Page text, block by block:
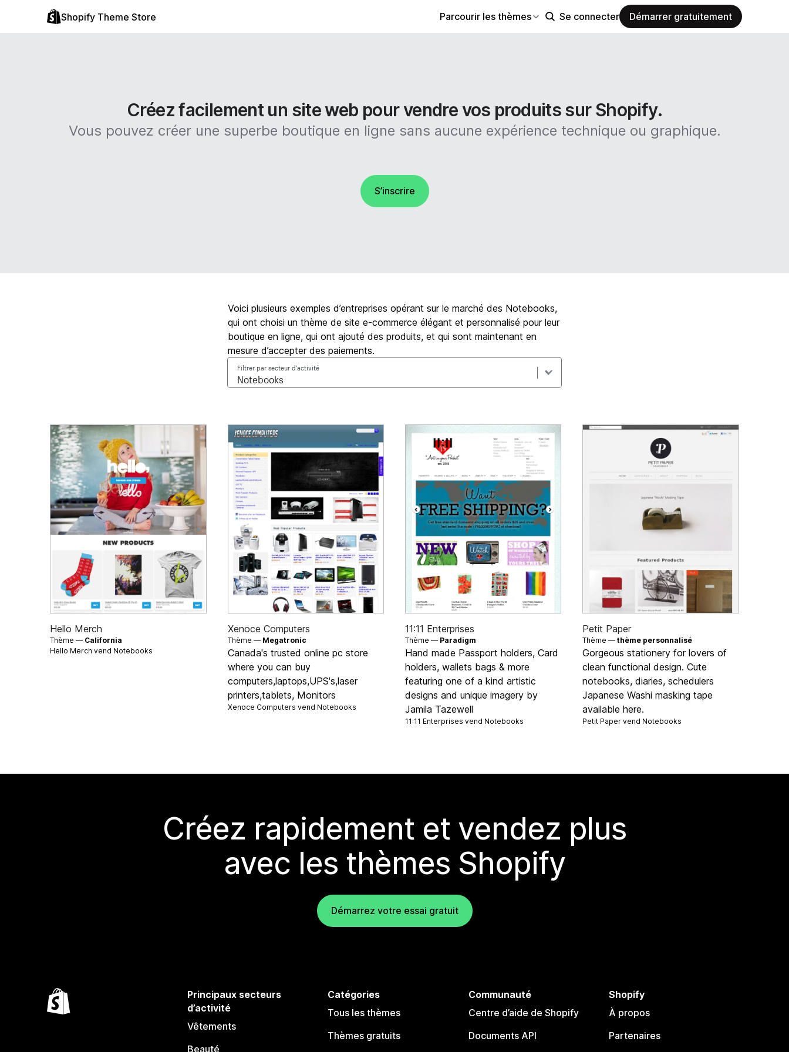
Shopify Theme Store Parcourir les thèmes Se connecter Démarrer gratuitement
Créez facilement un site web pour vendre vos produits sur Shopify.
Vous pouvez créer une superbe boutique en ligne sans aucune expérience technique ou graphique.
S’inscrire
Voici plusieurs exemples d’entreprises opérant sur le marché des Notebooks,
qui ont choisi un thème de site e-commerce élégant et personnalisé pour leur
boutique en ligne, qui ont ajouté des produits, et qui sont maintenant en
mesure d’accepter des paiements.
Filtrer par secteur d’activité
Hello Merch
Thème — California
Hello Merch vend Notebooks
Xenoce Computers
Thème — Megatronic
Canada's trusted online pc store
where you can buy
computers,laptops,UPS's,laser
printers,tablets, Monitors
Xenoce Computers vend Notebooks
11:11 Enterprises
Thème — Paradigm
Hand made Passport holders, Card
holders, wallets bags & more
featuring one of a kind artistic
designs and unique imagery by
Jamila Tazewell
11:11 Enterprises vend Notebooks
Petit Paper
Thème —thème personnalisé
Gorgeous stationery for lovers of
clean functional design. Cute
notebooks, diaries, schedulers
Japanese Washi masking tape
available here.
Petit Paper vend Notebooks
Créez rapidement et vendez plus
avec les thèmes Shopify
Démarrez votre essai gratuit
Principaux secteurs
d’activité
Vêtements
Beauté
Catégories
Tous les thèmes
Thèmes gratuits
Communauté
Centre d’aide de Shopify
Documents API
Shopify
À propos
Partenaires